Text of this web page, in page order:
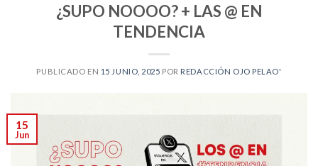
¿SUPO NOOOO? + LAS @ EN
TENDENCIA
PUBLICADO EN 15 JUNIO, 2025 POR REDACCIÓN OJO PELAO'
15
Jun